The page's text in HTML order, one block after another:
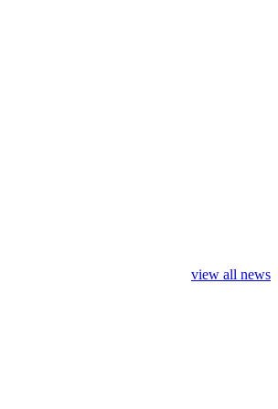
view all news